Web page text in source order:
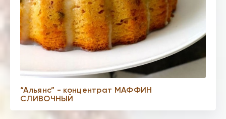
“Альянс” - концентрат МАФФИН
СЛИВОЧНЫЙ